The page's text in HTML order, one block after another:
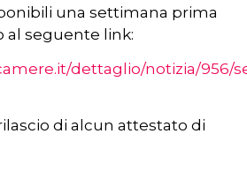
una settimana prima
al seguente link:
dettaglio/notizia/956/
di alcun attestato di